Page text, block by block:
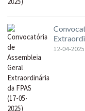
12-04-2025